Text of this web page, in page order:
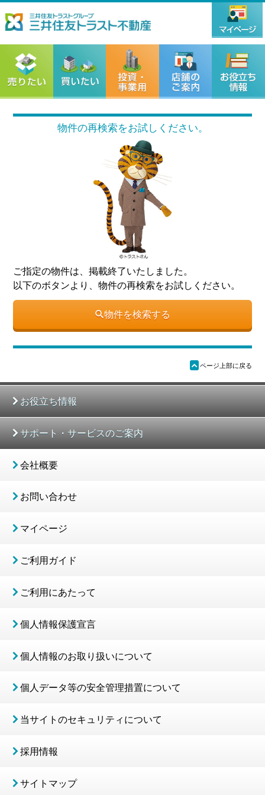
物件の再検索をお試しください。
ご指定の物件は、掲載終了いたしました。
以下のボタンより、物件の再検索をお試しください。
物件を検索する
ü ページ上部に戻る
お役立ち情報
サポート・サービスのご案内
会社概要
お問い合わせ
マイページ
ご利用ガイド
ご利用にあたって
個人情報保護宣言
個人情報のお取り扱いについて
個人データ等の安全管理措置について
当サイトのセキュリティについて
採用情報
サイトマップ